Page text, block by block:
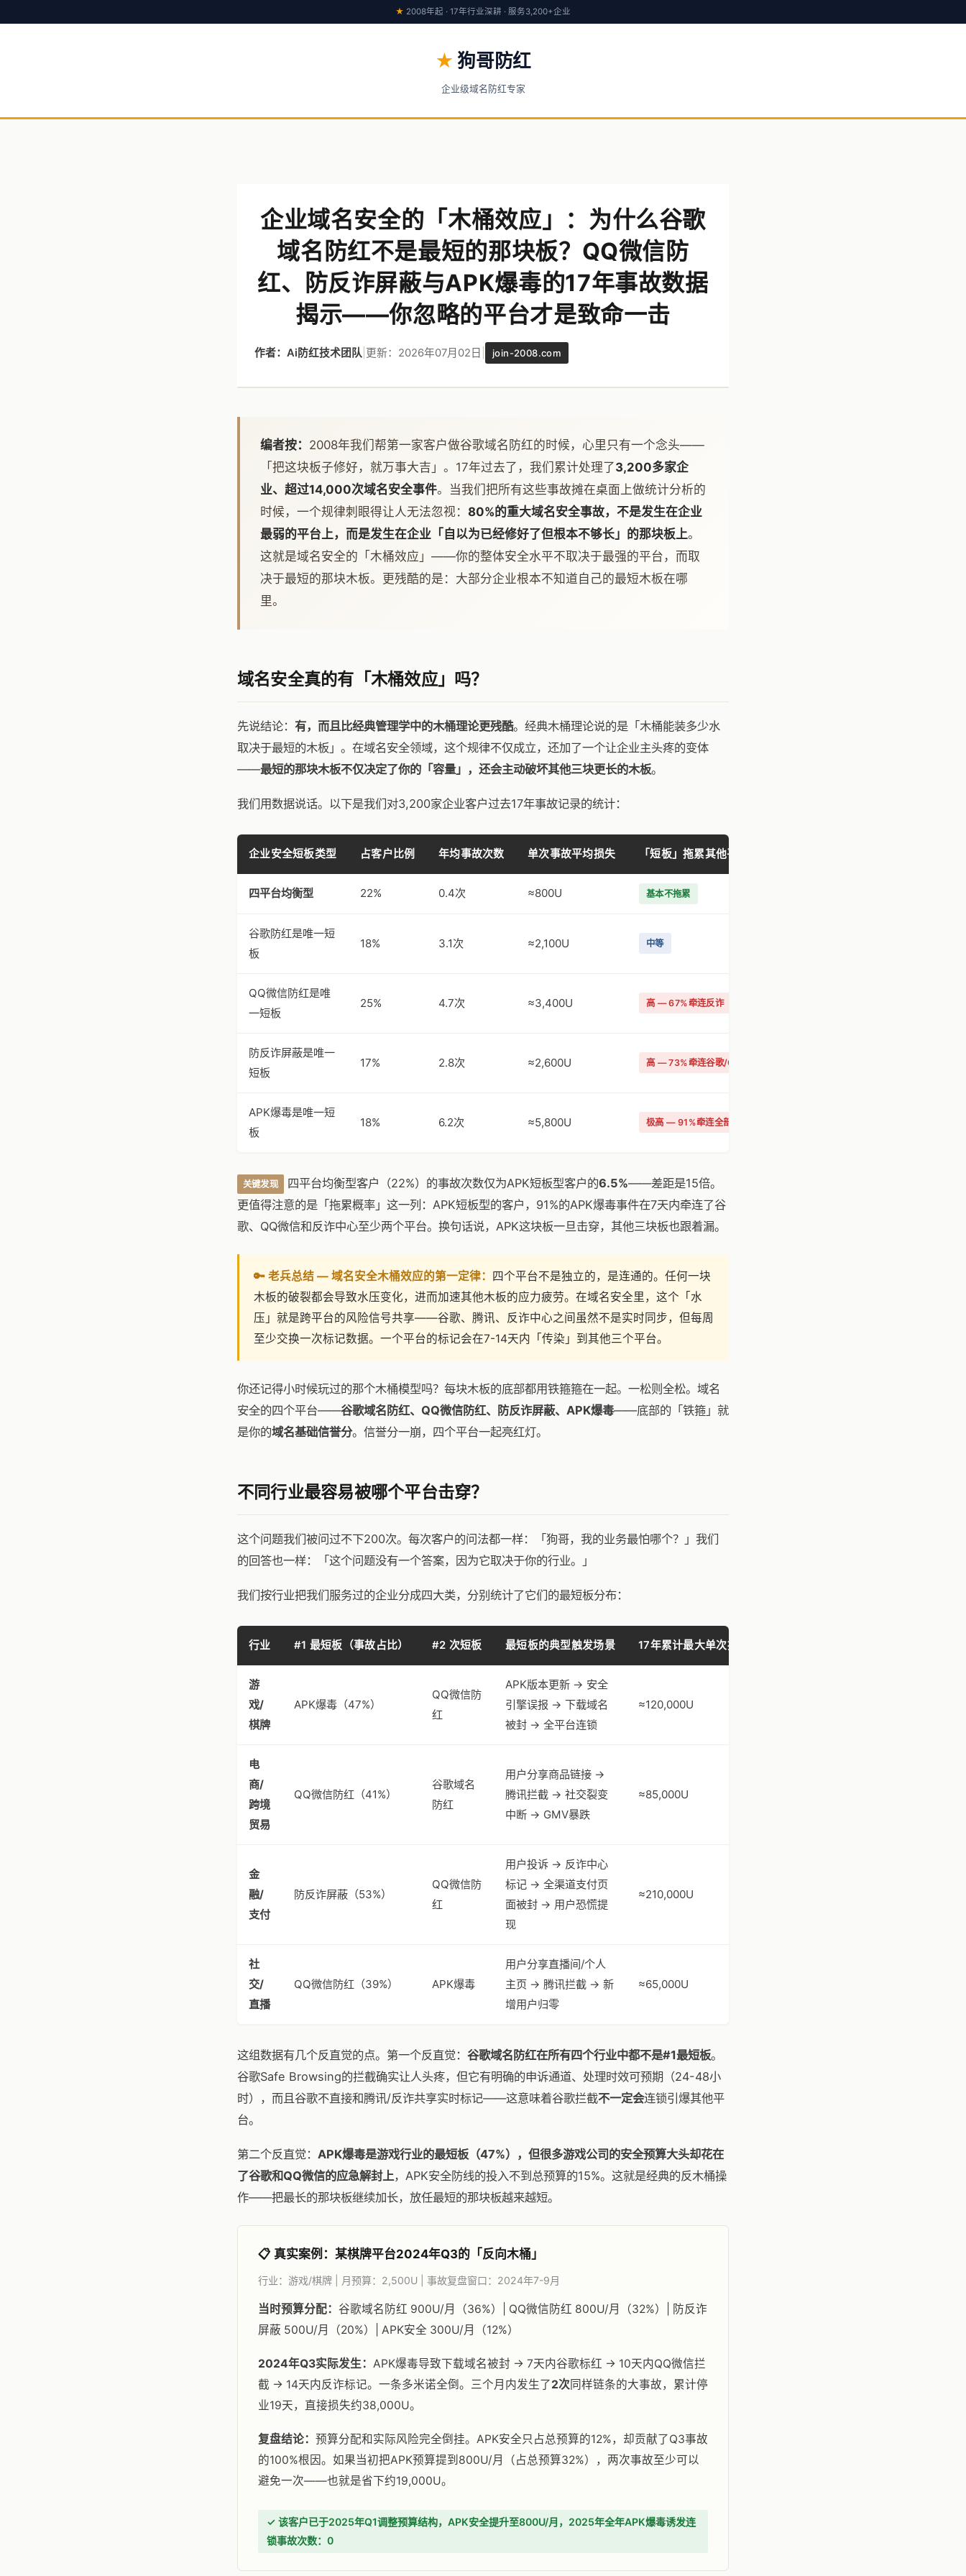
★ 2008年起 · 17年行业深耕 · 服务3,200+企业
★ 狗哥防红
企业级域名防红专家
企业域名安全的「木桶效应」：为什么谷歌
域名防红不是最短的那块板？QQ微信防
红、防反诈屏蔽与APK爆毒的17年事故数据
揭示——你忽略的平台才是致命一击
作者：Ai防红技术团队 更新：2026年07月02日 join-2008.com
编者按： 2008年我们帮第一家客户做谷歌域名防红的时候，心里只有一个念头——
「把这块板子修好，就万事大吉」。17年过去了，我们累计处理了3,200多家企
业、超过14,000次域名安全事件。当我们把所有这些事故摊在桌面上做统计分析的
时候，一个规律刺眼得让人无法忽视： 80%的重大域名安全事故，不是发生在企业
最弱的平台上，而是发生在企业「自以为已经修好了但根本不够长」的那块板上。
这就是域名安全的「木桶效应」——你的整体安全水平不取决于最强的平台，而取
决于最短的那块木板。更残酷的是：大部分企业根本不知道自己的最短木板在哪
里。
域名安全真的有「木桶效应」吗？
先说结论： 有，而且比经典管理学中的木桶理论更残酷。经典木桶理论说的是「木桶能装多少水
取决于最短的木板」。在域名安全领域，这个规律不仅成立，还加了一个让企业主头疼的变体
——最短的那块木板不仅决定了你的「容量」，还会主动破坏其他三块更长的木板。
我们用数据说话。以下是我们对3,200家企业客户过去17年事故记录的统计：
企业安全短板类型 占客户比例 年均事故次数 单次事故平均损失 「短板」拖累其他平台概率
四平台均衡型 22% 0.4次 ≈800U 基本不拖累
谷歌防红是唯一短
板
18% 3.1次 ≈2,100U 中等
QQ微信防红是唯
一短板
25% 4.7次 ≈3,400U 高 — 67%牵连反诈
防反诈屏蔽是唯一
短板
17% 2.8次 ≈2,600U 高 — 73%牵连谷歌/QQ
APK爆毒是唯一短
板
18% 6.2次 ≈5,800U 极高 — 91%牵连全部三平台
关键发现 四平台均衡型客户（22%）的事故次数仅为APK短板型客户的6.5%——差距是15倍。
更值得注意的是「拖累概率」这一列：APK短板型的客户，91%的APK爆毒事件在7天内牵连了谷
歌、QQ微信和反诈中心至少两个平台。换句话说，APK这块板一旦击穿，其他三块板也跟着漏。
🔑 老兵总结 — 域名安全木桶效应的第一定律： 四个平台不是独立的，是连通的。任何一块
木板的破裂都会导致水压变化，进而加速其他木板的应力疲劳。在域名安全里，这个「水
压」就是跨平台的风险信号共享——谷歌、腾讯、反诈中心之间虽然不是实时同步，但每周
至少交换一次标记数据。一个平台的标记会在7-14天内「传染」到其他三个平台。
你还记得小时候玩过的那个木桶模型吗？每块木板的底部都用铁箍箍在一起。一松则全松。域名
安全的四个平台——谷歌域名防红、QQ微信防红、防反诈屏蔽、APK爆毒——底部的「铁箍」就
是你的域名基础信誉分。信誉分一崩，四个平台一起亮红灯。
不同行业最容易被哪个平台击穿？
这个问题我们被问过不下200次。每次客户的问法都一样：「狗哥，我的业务最怕哪个？」我们
的回答也一样：「这个问题没有一个答案，因为它取决于你的行业。」
我们按行业把我们服务过的企业分成四大类，分别统计了它们的最短板分布：
行业 #1 最短板（事故占比） #2 次短板 最短板的典型触发场景 17年累计最大单次损失
游
戏/
棋牌
APK爆毒（47%）
QQ微信防
红
APK版本更新 → 安全
引擎误报 → 下载域名
被封 → 全平台连锁
≈120,000U
电
商/
跨境
贸易
QQ微信防红（41%）
谷歌域名
防红
用户分享商品链接 →
腾讯拦截 → 社交裂变
中断 → GMV暴跌
≈85,000U
金
融/
支付
防反诈屏蔽（53%）
QQ微信防
红
用户投诉 → 反诈中心
标记 → 全渠道支付页
面被封 → 用户恐慌提
现
≈210,000U
社
交/
直播
QQ微信防红（39%） APK爆毒
用户分享直播间/个人
主页 → 腾讯拦截 → 新
增用户归零
≈65,000U
这组数据有几个反直觉的点。第一个反直觉： 谷歌域名防红在所有四个行业中都不是#1最短板。
谷歌Safe Browsing的拦截确实让人头疼，但它有明确的申诉通道、处理时效可预期（24-48小
时），而且谷歌不直接和腾讯/反诈共享实时标记——这意味着谷歌拦截不一定会连锁引爆其他平
台。
第二个反直觉： APK爆毒是游戏行业的最短板（47%），但很多游戏公司的安全预算大头却花在
了谷歌和QQ微信的应急解封上，APK安全防线的投入不到总预算的15%。这就是经典的反木桶操
作——把最长的那块板继续加长，放任最短的那块板越来越短。
📋 真实案例：某棋牌平台2024年Q3的「反向木桶」
行业：游戏/棋牌 | 月预算：2,500U | 事故复盘窗口：2024年7-9月
当时预算分配： 谷歌域名防红 900U/月（36%）| QQ微信防红 800U/月（32%）| 防反诈
屏蔽 500U/月（20%）| APK安全 300U/月（12%）
2024年Q3实际发生： APK爆毒导致下载域名被封 → 7天内谷歌标红 → 10天内QQ微信拦
截 → 14天内反诈标记。一条多米诺全倒。三个月内发生了2次同样链条的大事故，累计停
业19天，直接损失约38,000U。
复盘结论： 预算分配和实际风险完全倒挂。APK安全只占总预算的12%，却贡献了Q3事故
的100%根因。如果当初把APK预算提到800U/月（占总预算32%），两次事故至少可以
避免一次——也就是省下约19,000U。
✓ 该客户已于2025年Q1调整预算结构，APK安全提升至800U/月，2025年全年APK爆毒诱发连
锁事故次数：0